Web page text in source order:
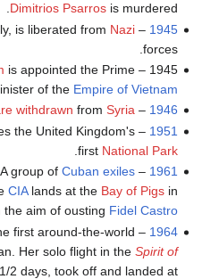
Dimitrios Psarrosis murdered.
1945
– World War II:
is liberated from Nazi
forces.
1945 – Historian
is appointed the Prime
of the Empire of Vietnam
1946
– The
withdrawn from Syria
1951
– The
the United Kingdom's
first National Park
1961
–
group of Cuban exiles
CIAlands at the Bay of Pigsin
the aim of ousting Fidel Castro
1964
–
first around-the-world
Her solo flight in the Spirit of
2 days, took off and landed at